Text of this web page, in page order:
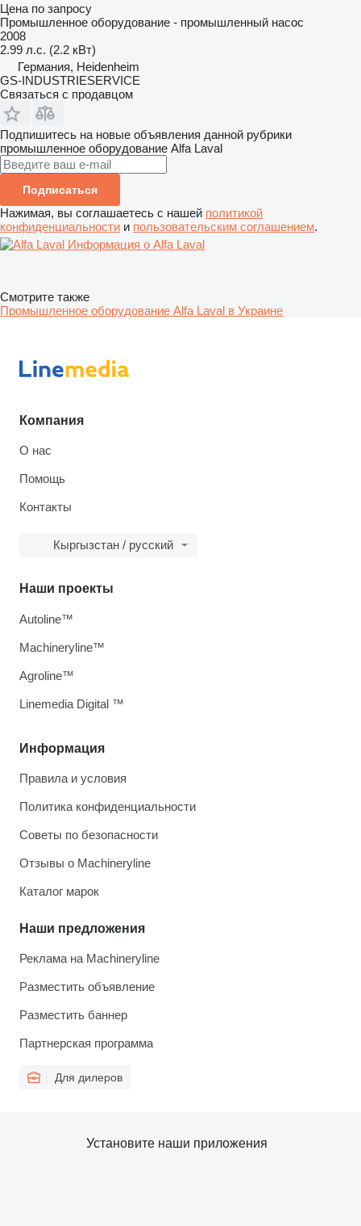
Цена по запросу
Промышленное оборудование - промышленный насос
2008
2.99 л.с. (2.2 кВт)
Германия, Heidenheim
GS-INDUSTRIESERVICE
Связаться с продавцом
Подпишитесь на новые объявления данной рубрики
промышленное оборудование Alfa Laval
Подписаться
Нажимая, вы соглашаетесь с нашей политикой
конфиденциальности и пользовательским соглашением.
Информация о Alfa Laval
Смотрите также
Промышленное оборудование Alfa Laval в Украине
Компания
О нас
Помощь
Контакты
Кыргызстан / русский
Информация
Правила и условия
Политика конфиденциальности
Советы по безопасности
Отзывы о Machineryline
Каталог марок
Наши предложения
Реклама на Machineryline
Разместить объявление
Разместить баннер
Партнерская программа
Для дилеров
Наши проекты
Autoline™
Machineryline™
Agroline™
Linemedia Digital ™
Установите наши приложения